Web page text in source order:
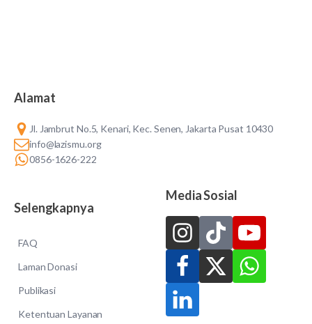
Alamat
Jl. Jambrut No.5, Kenari, Kec. Senen, Jakarta Pusat 10430
info@lazismu.org
0856-1626-222
Selengkapnya
FAQ
Laman Donasi
Publikasi
Ketentuan Layanan
Media Sosial